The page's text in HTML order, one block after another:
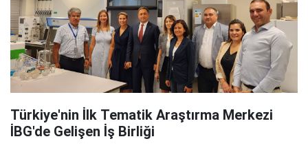
Türkiye'nin İlk Tematik Araştırma Merkezi
İBG'de Gelişen İş Birliği